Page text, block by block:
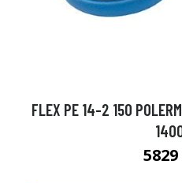
FLEX PE 14-2 150
5829